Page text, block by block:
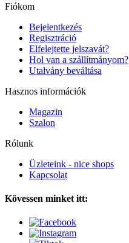
Fiókom
Bejelentkezés
Regisztráció
Elfelejtette jelszavát?
Hol van a szállítmányom?
Utalvány beváltása
Hasznos információk
Magazin
Szalon
Rólunk
Üzleteink - nice shops
Kapcsolat
Kövessen minket itt: